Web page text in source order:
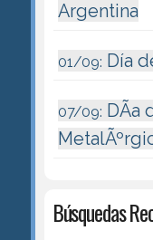
Argentina
01/09: Día
07/09: DÃ­a
Búsquedas